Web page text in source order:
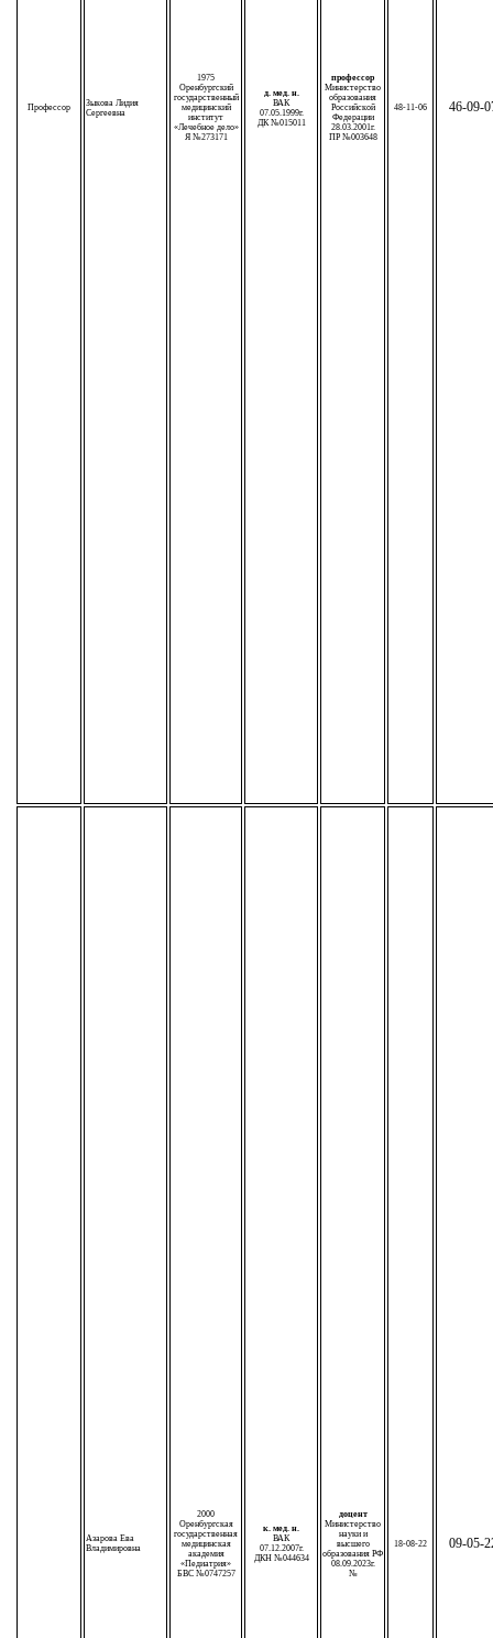
Профессор
Зыкова Лидия
Сергеевна
1975
Оренбургский
государственный
медицинский
институт
«Лечебное дело»
Я №273171
д. мед. н.
ВАК
07.05.1999г.
ДК №015011
профессор
Министерство
образования
Российской
Федерации
28.03.2001г.
ПР №003648
48-11-06 46-09-
Азарова Ева
Владимировна
2000
Оренбургская
государственная
медицинская
академия
«Педиатрия»
БВС №0747257
к. мед. н.
ВАК
07.12.2007г.
ДКН №044634
доцент
Министерство
науки и
высшего
образования РФ
08.09.2023г.
№
18-08-22 09-05-